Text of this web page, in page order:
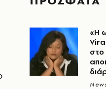
«H
στο